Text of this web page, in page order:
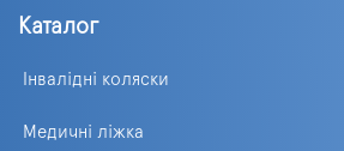
Каталог
Інвалідні коляски
Медичні ліжка